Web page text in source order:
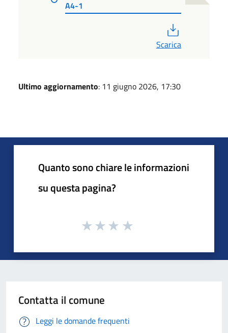
A4-1
Scarica
Ultimo aggiornamento: 11 giugno 2026, 17:30
Quanto sono chiare le informazioni
su questa pagina?
Contatta il comune
Leggi le domande frequenti